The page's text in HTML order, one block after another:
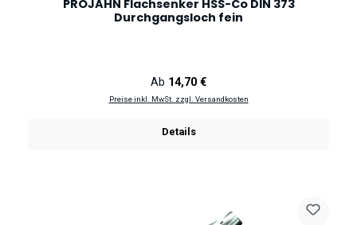
PROJAHN Flachsenker HSS-Co DIN 373
Durchgangsloch fein
Regulärer Preis:
Ab 14,70 €
Preise inkl. MwSt. zzgl. Versandkosten
Details